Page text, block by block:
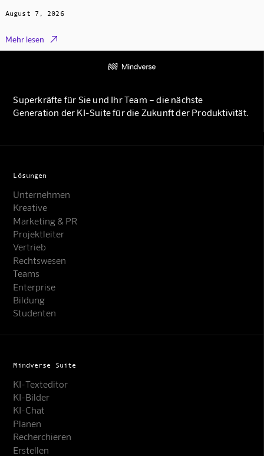
August 7, 2026
Mehr lesen 
Superkräfte für Sie und Ihr Team – die nächste
Generation der KI-Suite für die Zukunft der Produktivität.
Lösungen
Unternehmen
Kreative
Marketing & PR
Projektleiter
Vertrieb
Rechtswesen
Teams
Enterprise
Bildung
Studenten
Mindverse Suite
KI-Texteditor
KI-Bilder
KI-Chat
Planen
Recherchieren
Erstellen